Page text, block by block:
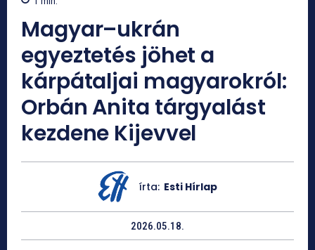
Magyar–ukrán
egyeztetés jöhet a
kárpátaljai magyarokról:
Orbán Anita tárgyalást
kezdene Kijevvel
írta: Esti Hírlap
2026.05.18.